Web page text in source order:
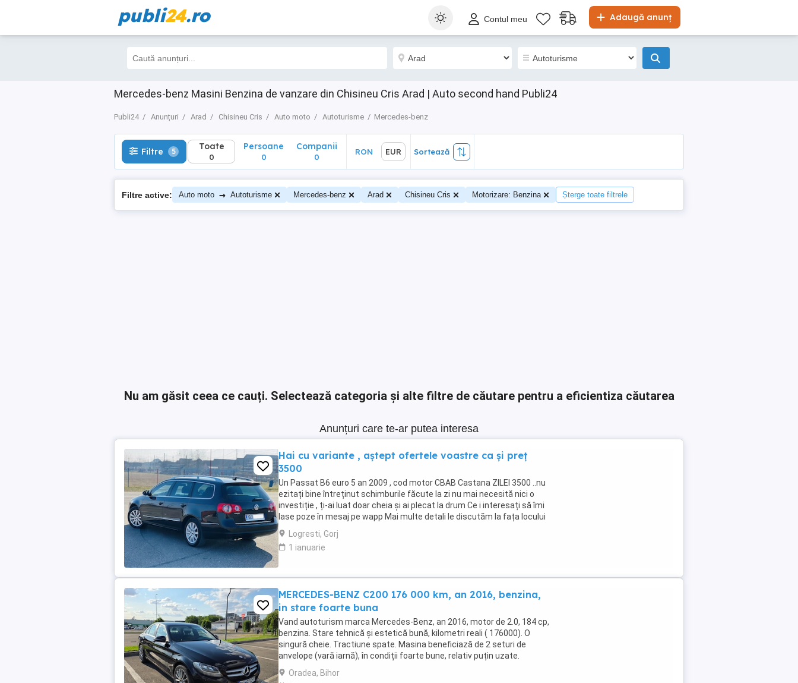
publi24.ro Adaugă anunț
Contul meu
Mercedes-benz Masini Benzina de vanzare din Chisineu Cris Arad | Auto second hand Publi24
Publi24 Anunțuri Arad Chisineu Cris Auto moto Autoturisme Mercedes-benz
Filtre 5 Toate
0
Sortează
Filtre 5 Toate
0
Persoane
0
Companii
0
RON EUR Sortează
Filtre active: Auto moto → Autoturisme Mercedes-benz Arad Chisineu Cris Motorizare: Benzina Șterge toate filtrele
Nu am găsit ceea ce cauți. Selectează categoria și alte filtre de căutare pentru a eficientiza căutarea
Anunțuri care te-ar putea interesa
Hai cu variante , aștept ofertele voastre ca și preț
3500
Un Passat B6 euro 5 an 2009 , cod motor CBAB Castana ZILEI 3500 ..nu
ezitați bine întreținut schimburile făcute la zi nu mai necesită nici o
investiție , ți-ai luat doar cheia și ai plecat la drum Ce i interesați să îmi
lase poze în mesaj pe wapp Mai multe detali le discutăm la fața locului
...
Logresti, Gorj
1 ianuarie
MERCEDES-BENZ C200 176 000 km, an 2016, benzina,
in stare foarte buna
Vand autoturism marca Mercedes-Benz, an 2016, motor de 2.0, 184 cp,
benzina. Stare tehnică și estetică bună, kilometri reali ( 176000). O
singură cheie. Tractiune spate. Masina beneficiază de 2 seturi de
anvelope (vară iarnă), în condiții foarte bune, relativ puțin uzate.
Schimburile de ulei și întreținerea ...
Oradea, Bihor